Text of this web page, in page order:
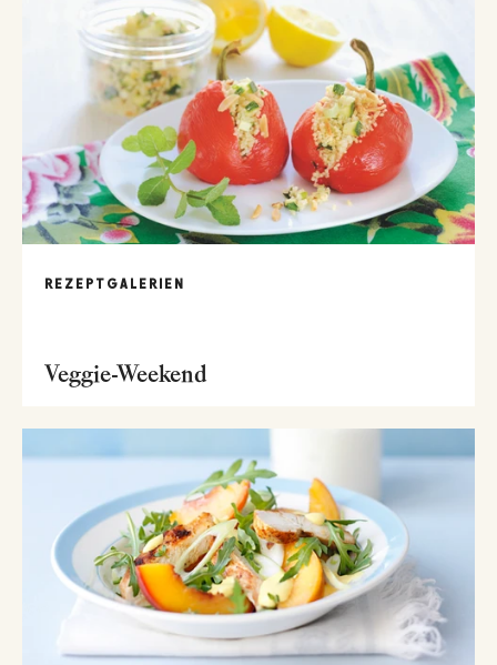
REZEPTGALERIEN
Veggie-Weekend